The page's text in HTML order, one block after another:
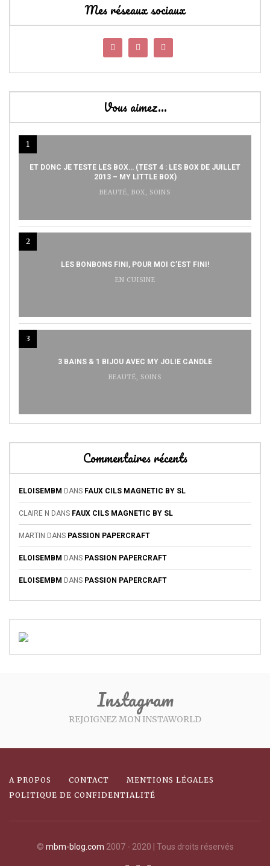
Mes réseaux sociaux
Vous aimez…
1
ET DONC JE TESTE LES BOX… (TEST 4 : LES BOX DE JUILLET
2013 – MY LITTLE BOX)
BEAUTÉ, BOX, SOINS
2
LES BONBONS FINI, POUR MOI C’EST FINI!
EN CUISINE
3
3 BAINS & 1 BIJOU AVEC MY JOLIE CANDLE
BEAUTÉ, SOINS
Commentaires récents
ELOISEMBM DANS FAUX CILS MAGNETIC BY SL
CLAIRE N DANS FAUX CILS MAGNETIC BY SL
MARTIN DANS PASSION PAPERCRAFT
ELOISEMBM DANS PASSION PAPERCRAFT
ELOISEMBM DANS PASSION PAPERCRAFT
Instagram
REJOIGNEZ MON INSTAWORLD
A PROPOS CONTACT
MENTIONS LÉGALES
POLITIQUE DE CONFIDENTIALITÉ
© mbm-blog.com 2007 - 2020 | Tous droits réservés